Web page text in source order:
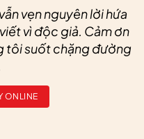
vẹn nguyên lời hứa
vì độc giả. Cảm ơn
tôi suốt chặng đường
ONLINE